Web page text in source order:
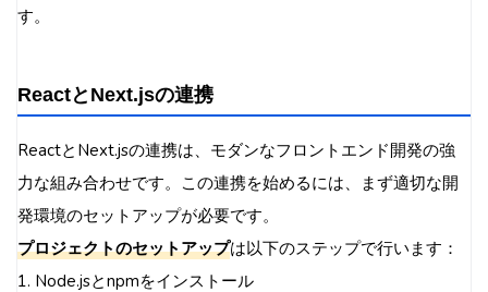
す。
ReactとNext.jsの連携
ReactとNext.jsの連携は、モダンなフロントエンド開発の強
力な組み合わせです。この連携を始めるには、まず適切な開
発環境のセットアップが必要です。
プロジェクトのセットアップは以下のステップで行います：
1. Node.jsとnpmをインストール